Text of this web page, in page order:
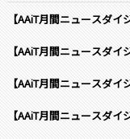
【AAiT月間ニュースダ
【AAiT月間ニュースダ
【AAiT月間ニュースダ
【AAiT月間ニュースダ